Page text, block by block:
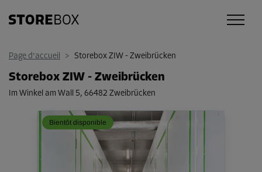
Page d'accueil > Storebox ZIW - Zweibrücken
Storebox ZIW - Zweibrücken
Im Winkel am Wall 5, 66482 Zweibrücken
Bientôt disponible